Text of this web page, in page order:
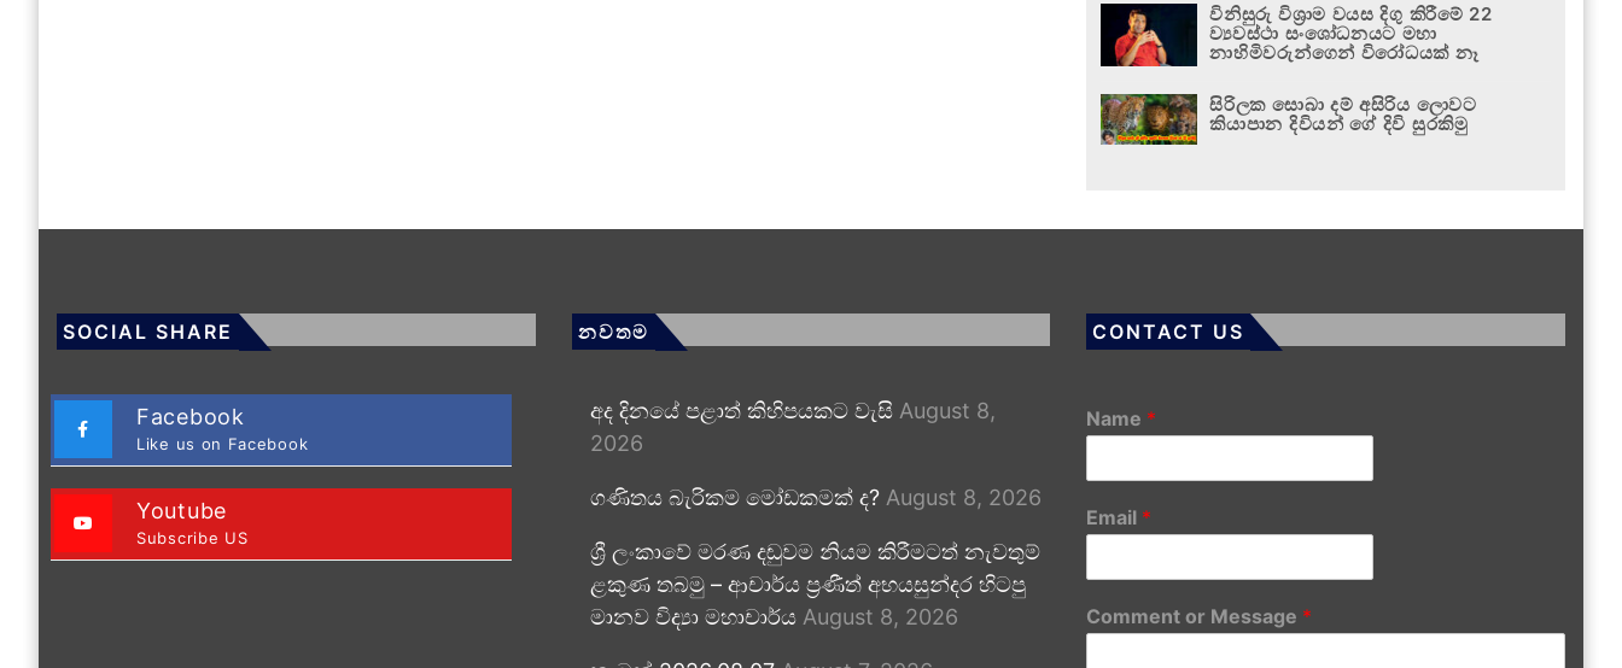
විනිසුරු විශ්‍රාම වයස දිගු කිරීමේ 22
ව්‍යවස්ථා සංශෝධනයට මහා
නාහිමිවරුන්ගෙන් විරෝධයක් නෑ
සිරිලක සොබා දම් අසිරිය ලොවට
කියාපාන දිවියන් ගේ දිවි සුරකිමු
SOCIAL SHARE
Facebook
Like us on Facebook
Youtube
Subscribe US
නවතම
අද දිනයේ පළාත් කිහිපයකට වැසි August 8,
2026
ගණිතය බැරිකම මෝඩකමක් ද? August 8, 2026
ශ්‍රී ලංකාවේ මරණ දඬුවම නියම කිරීමටත් නැවතුම්
ළකුණ තබමු – ආචාර්ය ප්‍රණීත් අභයසුන්දර හිටපු
මානව විද්‍යා මහාචාර්ය August 8, 2026
CONTACT US
Name *
Email *
Comment or Message *